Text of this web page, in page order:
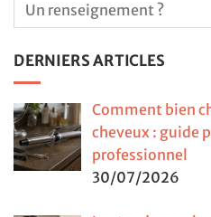
DERNIERS ARTICLES
Comment bien
cheveux : guide
professionnel
30/07/2026